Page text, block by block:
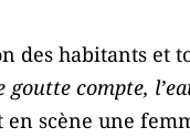
des habitants et
goutte compte,
scène une